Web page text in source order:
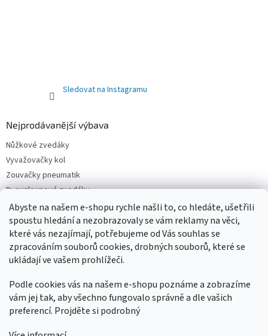
Abyste na našem e-shopu rychle našli to, co hledáte, ušetřili
spoustu hledání a nezobrazovaly se vám reklamy na věci,
které vás nezajímají, potřebujeme od Vás souhlas se
zpracováním souborů cookies, drobných souborů, které se
ukládají ve vašem prohlížeči.
Podle cookies vás na našem e-shopu poznáme a zobrazíme
vám jej tak, aby všechno fungovalo správně a dle vašich
preferencí. Projděte si podrobný
Sledovat na Instagramu
Nejprodávanější výbava
Nůžkové zvedáky
Vyvažovačky kol
Zouvačky pneumatik
Dvousloupové zvedáky
Pneuservisní sety
Čtyřsloupové zvedáky
Jednosloupové zvedáky